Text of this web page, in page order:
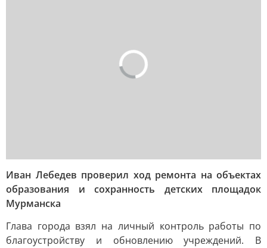
Иван Лебедев проверил ход ремонта на объектах
образования и сохранность детских площадок
Мурманска
Глава города взял на личный контроль работы по
благоустройству и обновлению учреждений. В